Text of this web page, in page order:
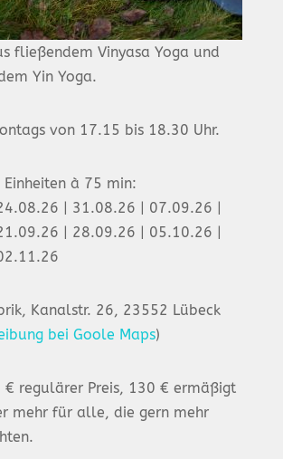
fließendem Vinyasa Yoga und
Yin Yoga.
von 17.15 bis 18.30 Uhr.
Einheiten à 75 min:
| 31.08.26 | 07.09.26 |
| 28.09.26 | 05.10.26 |
Kanalstr. 26, 23552 Lübeck
bei Goole Maps)
€ regulärer Preis, 130 € ermäßigt
mehr für alle, die gern mehr